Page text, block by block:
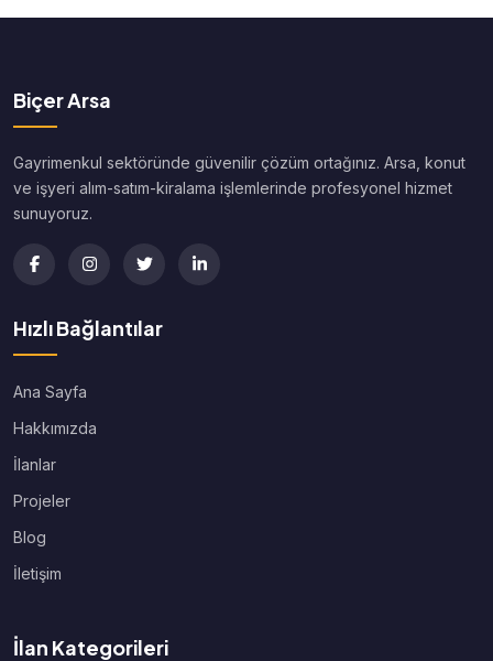
Biçer Arsa
Gayrimenkul sektöründe güvenilir çözüm ortağınız. Arsa, konut
ve işyeri alım-satım-kiralama işlemlerinde profesyonel hizmet
sunuyoruz.
Hızlı Bağlantılar
Ana Sayfa
Hakkımızda
İlanlar
Projeler
Blog
İletişim
İlan Kategorileri